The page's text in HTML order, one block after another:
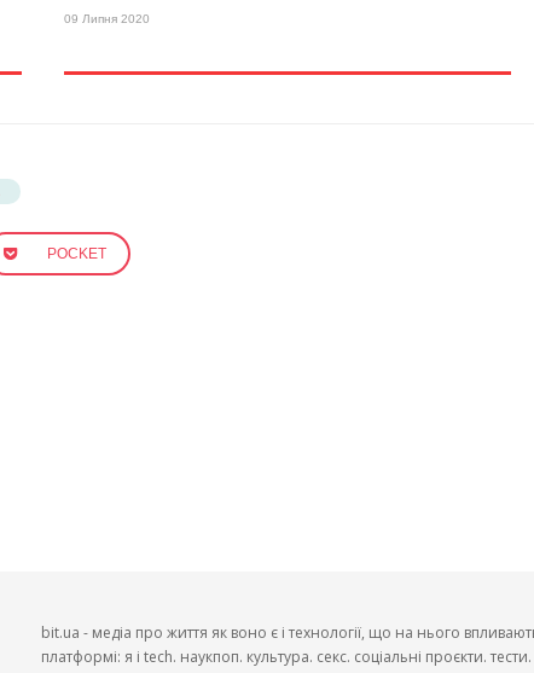
09 Липня 2020
POCKET
bit.ua - медіа про життя як воно є і технології, що на нього
платформі: я і tech. наукпоп. культура. секс. соціальні проєкти.